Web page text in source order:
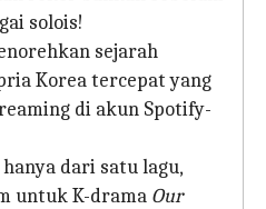
solois!
sejarah
Korea tercepat yang
di akun Spotify-
dari satu lagu,
untuk K-drama Our